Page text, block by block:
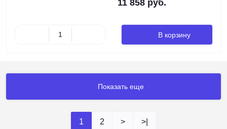
11 858 руб.
В корзину
Показать еще
1 2 > >|